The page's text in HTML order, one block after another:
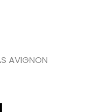
AVIGNON